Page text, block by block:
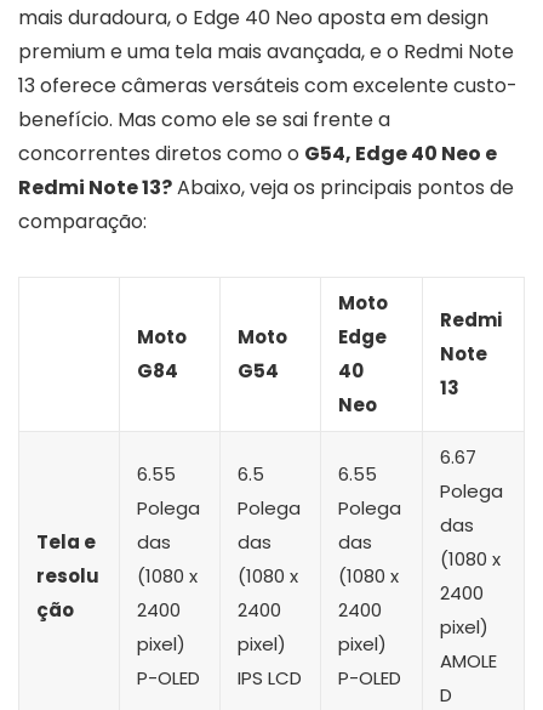
mais duradoura, o Edge 40 Neo aposta em design
premium e uma tela mais avançada, e o Redmi Note
13 oferece câmeras versáteis com excelente custo-
benefício. Mas como ele se sai frente a
concorrentes diretos como o G54, Edge 40 Neo e
Redmi Note 13?Abaixo, veja os principais pontos de
comparação:
Moto
G84
Moto
G54
Moto
Edge
40
Neo
Redmi
Note
13
Tela e
resolu
ção
6.55
Polega
das
(1080 x
2400
pixel)
P-OLED
6.5
Polega
das
(1080 x
2400
pixel)
IPS LCD
6.55
Polega
das
(1080 x
2400
pixel)
P-OLED
6.67
Polega
das
(1080 x
2400
pixel)
AMOLE
D